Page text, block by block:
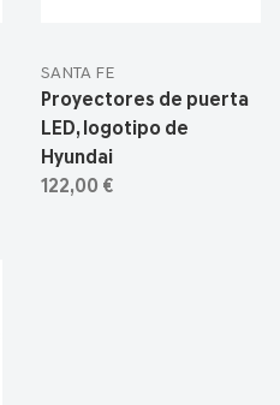
SANTA FE
Proyectores de puerta
LED, logotipo de
Hyundai
122,00 €